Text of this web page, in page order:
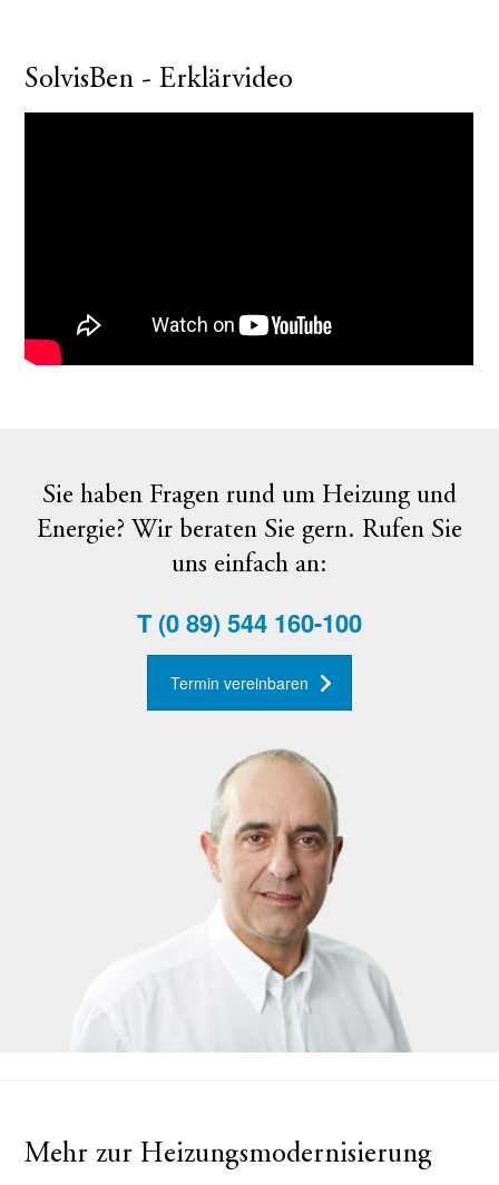
SolvisBen - Erklärvideo
Sie haben Fragen rund um Heizung und
Energie? Wir beraten Sie gern. Rufen Sie
uns einfach an:
T(0 89) 544 160-100
Termin vereinbaren
Mehr zur Heizungsmodernisierung